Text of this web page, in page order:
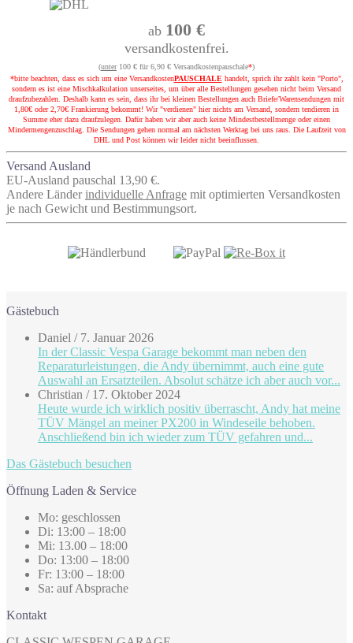
ab 100 €
versandkostenfrei.
(unter100 € für 6,90 € Versandkostenpauschale*)
*bitte beachten, dass es sich um eine VersandkostenPAUSCHALEhandelt, sprich ihr zahlt kein "Porto",
sondern es ist eine Mischkalkulation unserseites, um über alle Bestellungen gesehen nicht beim Versand
draufzubezahlen. Deshalb kann es sein, dass ihr bei kleinen Bestellungen auch Briefe/Warensendungen mit
1,80€ oder 2,70€ Frankierung bekommt! Wir "verdienen" hier nichts am Versand, sondern tendieren in
Summe eher dazu draufzulegen. Dafür haben wir aber auch keine Mindestbestellmenge oder einen
Mindermengenzuschlag. Die Sendungen gehen normal am nächsten Werktag bei uns raus. Die Laufzeit von
DHL und Post können wir leider nicht beeinflussen.
Versand Ausland
EU-Ausland pauschal 13,90 €.
Andere Länder individuelle Anfrage mit optimierten Versandkosten
je nach Gewicht und Bestimmungsort.
Gästebuch
Daniel / 7. Januar 2026
In der Classic Vespa Garage bekommt man neben den
Reparaturleistungen, die Andy übernimmt, auch eine gute
Auswahl an Ersatzteilen. Absolut schätze ich aber auch vor...
Christian / 17. Oktober 2024
Heute wurde ich wirklich positiv überrascht, Andy hat meine
TÜV Mängel an meiner PX200 in Windeseile behoben.
Anschließend bin ich wieder zum TÜV gefahren und...
Das Gästebuch besuchen
Öffnung Laden & Service
Mo: geschlossen
Di: 13:00 – 18:00
Mi: 13.00 – 18:00
Do: 13:00 – 18:00
Fr: 13:00 – 18:00
Sa: auf Absprache
Kontakt